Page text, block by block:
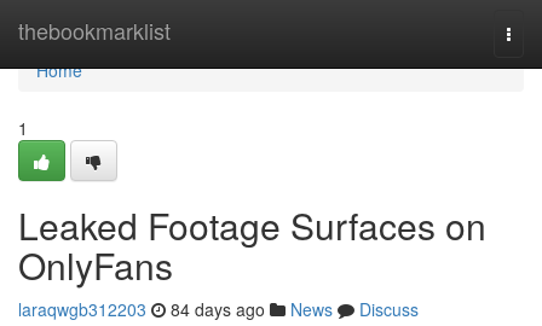
thebookmarklist
Home
Home
1
Leaked Footage Surfaces on
OnlyFans
laraqwgb312203 84 days ago News
Discuss